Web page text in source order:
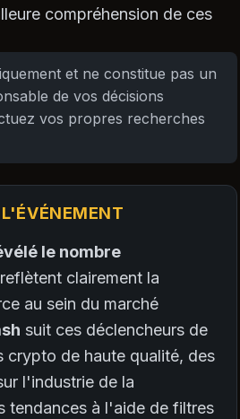
compréhension de ces
et ne constitue pas un
de vos décisions
vos propres recherches
le nombre
reflètent clairement la
au sein du marché
suit ces déclencheurs de
crypto de haute qualité, des
l'industrie de la
tendances à l'aide de filtres